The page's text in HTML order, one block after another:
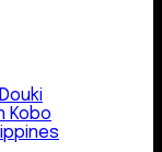
Kobo